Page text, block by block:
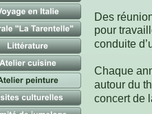
Des
pour
conduite
Chaque
autour du
concert de